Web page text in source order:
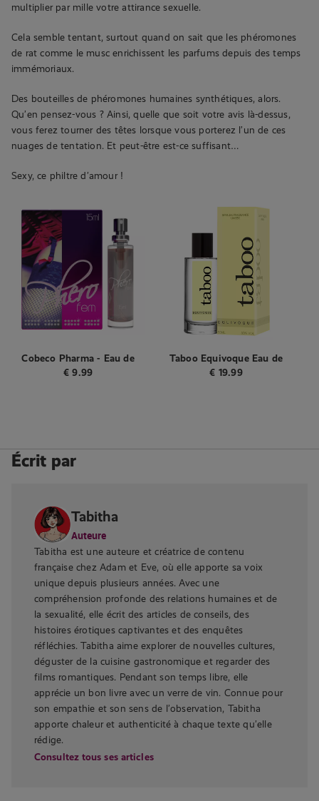
multiplier par mille votre attirance sexuelle.
Cela semble tentant, surtout quand on sait que les phéromones
de rat comme le musc enrichissent les parfums depuis des temps
immémoriaux.
Des bouteilles de phéromones humaines synthétiques, alors.
Qu’en pensez-vous ? Ainsi, quelle que soit votre avis là-dessus,
vous ferez tourner des têtes lorsque vous porterez l’un de ces
nuages de tentation. Et peut-être est-ce suffisant…
Sexy, ce philtre d’amour !
Cobeco Pharma - Eau de
toilette aux phéromones
€ 9.99
Taboo Equivoque Eau de
Toilette Unisexe 50 ML
€ 19.99
Écrit par
Tabitha
Auteure
Tabitha est une auteure et créatrice de contenu
française chez Adam et Eve, où elle apporte sa voix
unique depuis plusieurs années. Avec une
compréhension profonde des relations humaines et de
la sexualité, elle écrit des articles de conseils, des
histoires érotiques captivantes et des enquêtes
réfléchies. Tabitha aime explorer de nouvelles cultures,
déguster de la cuisine gastronomique et regarder des
films romantiques. Pendant son temps libre, elle
apprécie un bon livre avec un verre de vin. Connue pour
son empathie et son sens de l’observation, Tabitha
apporte chaleur et authenticité à chaque texte qu’elle
rédige.
Consultez tous ses articles